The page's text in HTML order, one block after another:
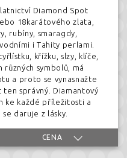
Diamond Spot
18karátového zlata,
rubíny, smaragdy,
i Tahity perlami.
křížku, slzy, klíče,
různých symbolů, má
a proto se vynasnažte
správný. Diamantový
ke každé příležitosti a
daruje z lásky.
CENA